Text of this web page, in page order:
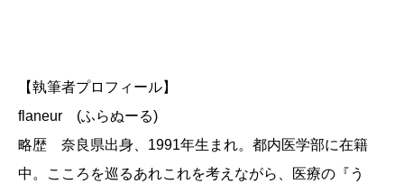
【執筆者プロフィール】
flaneur (ふらぬーる)
略歴 奈良県出身、1991年生まれ。都内医学部に在籍
中。こころを巡るあれこれを考えながら、医療の『う